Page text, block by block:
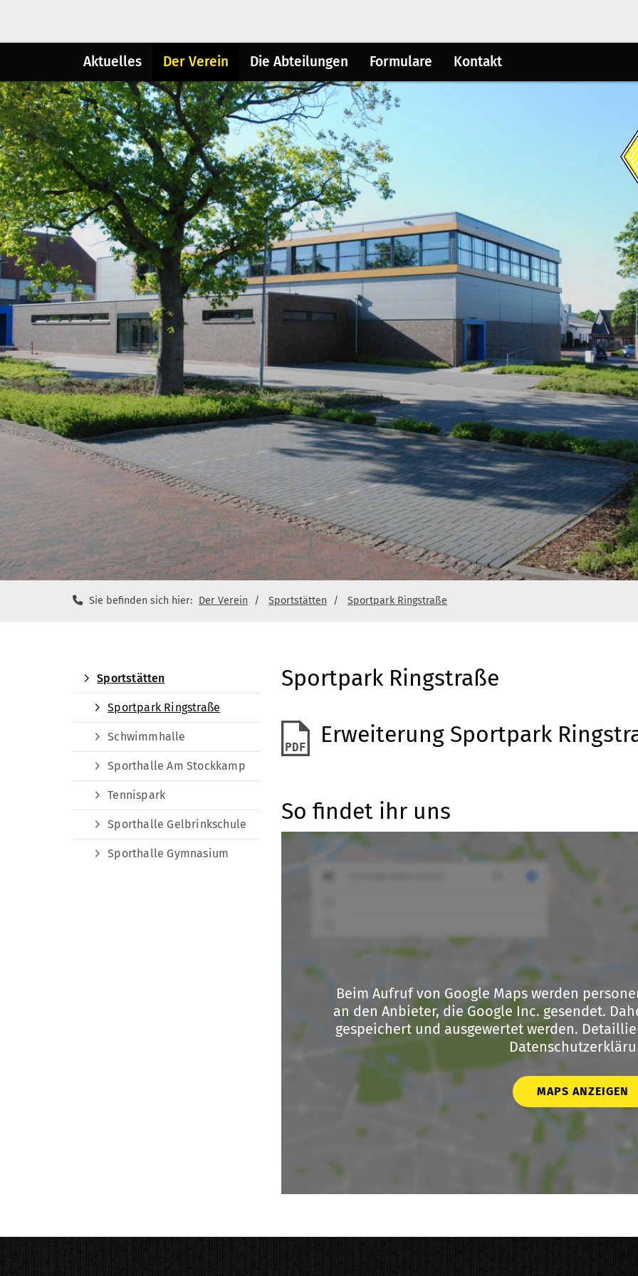
Aktuelles Der Verein Die Abteilungen Formulare Kontakt
Sie befinden sich hier: Der Verein Sportstätten Sportpark Ringstraße
Sportpark Ringstraße
PDF Erweiterung Sportpark
So findet ihr uns
Beim Aufruf von Google Maps werden
an den Anbieter, die Google Inc. gesendet.
gespeichert und ausgewertet werden.
MAPS ANZEIGEN
Sportstätten
Sportpark Ringstraße
Schwimmhalle
Sporthalle Am Stockkamp
Tennispark
Sporthalle Gelbrinkschule
Sporthalle Gymnasium